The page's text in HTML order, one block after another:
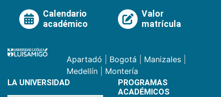
Calendario
académico
Valor
matrícula
Apartadó Bogotá Manizales
Medellín
Montería
LA UNIVERSIDAD
PROGRAMAS
ACADÉMICOS